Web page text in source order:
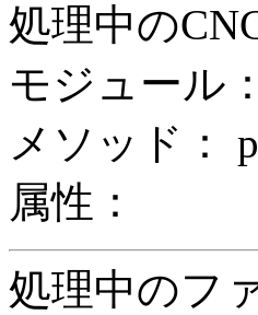
処理中の
モジュール
メソッド：
属性：
処理中のフ